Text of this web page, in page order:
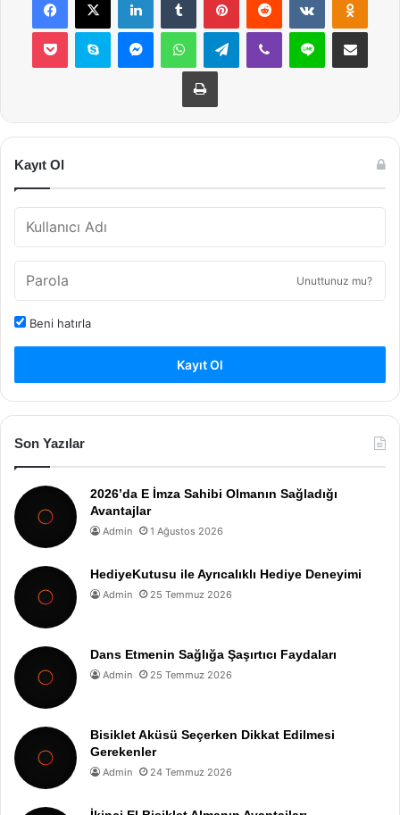
Pocket Skype MessengerWhatsAppTelegramViber Line E-Posta ile
Yazdır
Kayıt Ol
Unuttunuz mu?
Beni hatırla
Kayıt Ol
Son Yazılar
2026’da E İmza Sahibi Olmanın Sağladığı
Avantajlar
Admin 1 Ağustos 2026
HediyeKutusu ile Ayrıcalıklı Hediye Deneyimi
Admin 25 Temmuz 2026
Dans Etmenin Sağlığa Şaşırtıcı Faydaları
Admin 25 Temmuz 2026
Bisiklet Aküsü Seçerken Dikkat Edilmesi
Gerekenler
Admin 24 Temmuz 2026